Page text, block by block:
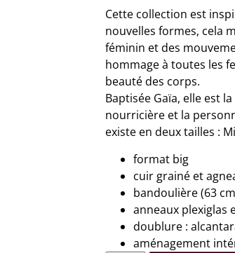
Cette collection est
nouvelles formes, cela
féminin et des
hommage à toutes les
beauté des corps.
Baptisée Gaïa, elle est
nourricière et la
existe en deux tailles :
format big
cuir grainé et
bandoulière (63
anneaux plexiglas
doublure :
aménagement